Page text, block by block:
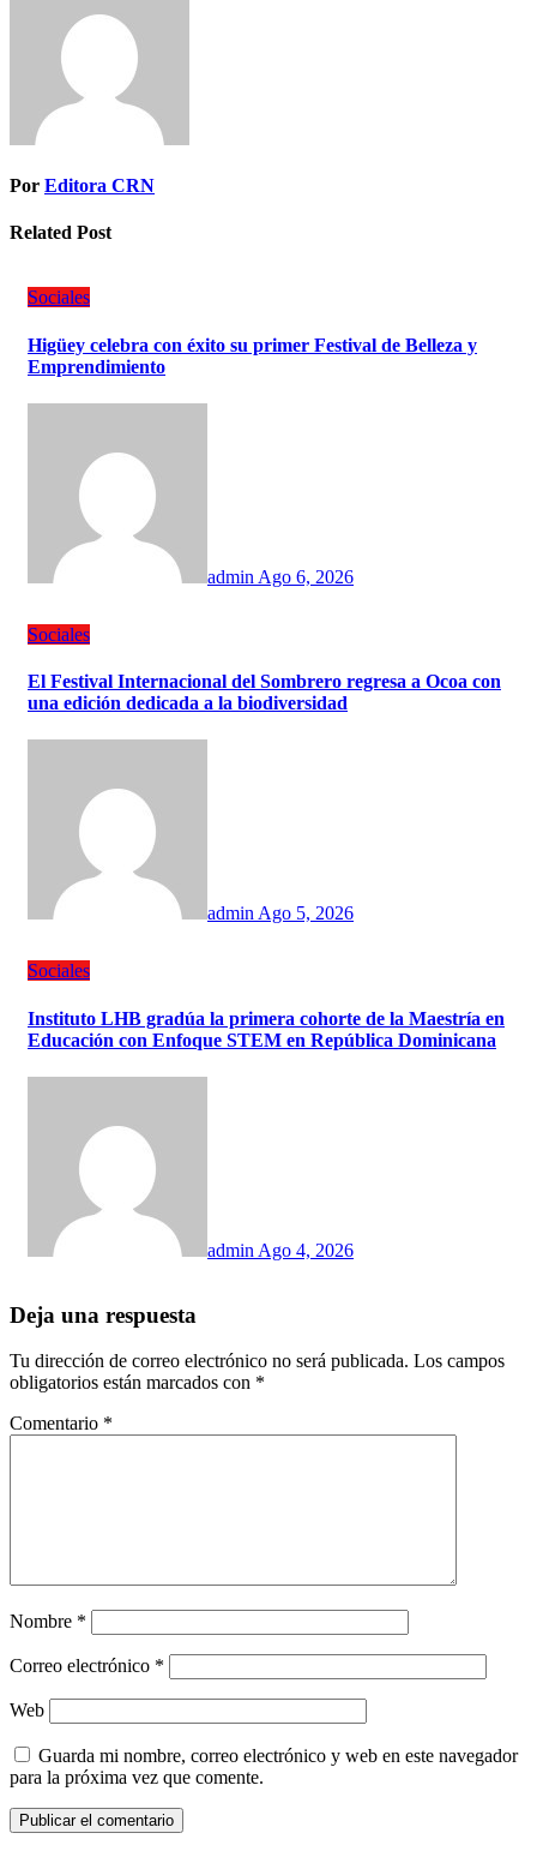
Por Editora CRN
Related Post
Sociales
Higüey celebra con éxito su primer Festival de Belleza y
Emprendimiento
admin Ago 6, 2026
Sociales
El Festival Internacional del Sombrero regresa a Ocoa con
una edición dedicada a la biodiversidad
adminAgo 5, 2026
Sociales
Instituto LHB gradúa la primera cohorte de la Maestría en
Educación con Enfoque STEM en República Dominicana
admin Ago 4, 2026
Deja una respuesta
Tu dirección de correo electrónico no será publicada. Los campos
obligatorios están marcados con *
Comentario *
Nombre *
Correo electrónico *
Web
Guarda mi nombre, correo electrónico y web en este navegador
para la próxima vez que comente.